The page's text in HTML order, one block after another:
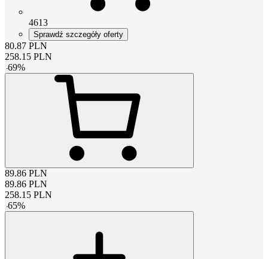
4613
Sprawdź szczegóły oferty
80.87 PLN
258.15 PLN
-69%
89.86 PLN
89.86 PLN
258.15 PLN
-65%